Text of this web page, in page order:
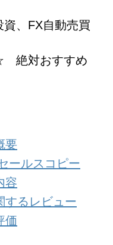
、FX自動売買
対おすすめ
要
ールスコピー
容
するレビュー
価